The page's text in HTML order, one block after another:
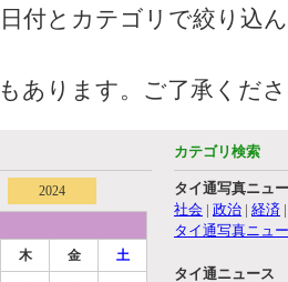
付とカテゴリで絞り込
あります。ご了承くだ
2024
木 金 土
カテゴリ検索
タイ通写真ニュ
社会 | 政治 | 経済
タイ通写真ニュ
タイ通ニュース